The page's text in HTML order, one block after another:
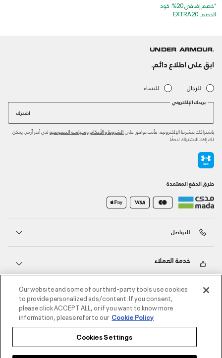
*خصم إضافي 20%. كود
الخصم: EXTRA20
ابق على اطلاع دائم.
للرجال للنساء
بريدك الإلكتروني
اشترك
باشتراكك بنشرتنا الإلكترونية، فأنت توافق على الشروط والأحكام وسياسة الخصوصية لدى أندر آرمر. يمكن
لك إلغاء الاشتراك لاحقًا.
طرق الدفع المعتمدة
للتواصل
خدمة العملاء
حول أندر آرمر
أندر آرمر على الشبكات الاجتماعية
Our website and some of our third-party tools use cookies
to provide personalized ads/content. If you consent,
please click ACCEPT ALL, or if you want to know more
information, please refer to our Cookie Policy
Cookies Settings